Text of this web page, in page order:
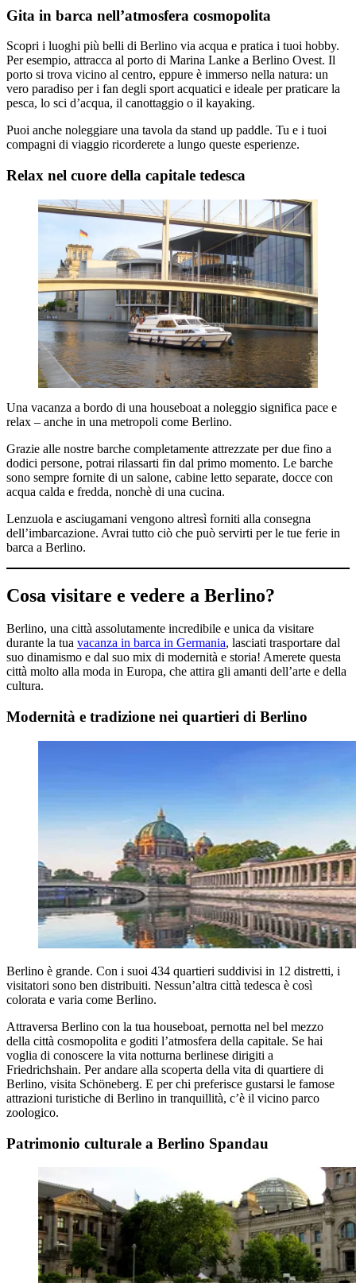
Gita in barca nell’atmosfera cosmopolita
Scopri i luoghi più belli di Berlino via acqua e pratica i tuoi hobby.
Per esempio, attracca al porto di Marina Lanke a Berlino Ovest. Il
porto si trova vicino al centro, eppure è immerso nella natura: un
vero paradiso per i fan degli sport acquatici e ideale per praticare la
pesca, lo sci d’acqua, il canottaggio o il kayaking.
Puoi anche noleggiare una tavola da stand up paddle. Tu e i tuoi
compagni di viaggio ricorderete a lungo queste esperienze.
Relax nel cuore della capitale tedesca
Una vacanza a bordo di una houseboat a noleggio significa pace e
relax – anche in una metropoli come Berlino.
Grazie alle nostre barche completamente attrezzate per due fino a
dodici persone, potrai rilassarti fin dal primo momento. Le barche
sono sempre fornite di un salone, cabine letto separate, docce con
acqua calda e fredda, nonchè di una cucina.
Lenzuola e asciugamani vengono altresì forniti alla consegna
dell’imbarcazione. Avrai tutto ciò che può servirti per le tue ferie in
barca a Berlino.
Cosa visitare e vedere a Berlino?
Berlino, una città assolutamente incredibile e unica da visitare
durante la tua vacanza in barca in Germania, lasciati trasportare dal
suo dinamismo e dal suo mix di modernità e storia! Amerete questa
città molto alla moda in Europa, che attira gli amanti dell’arte e della
cultura.
Modernità e tradizione nei quartieri di Berlino
Berlino è grande. Con i suoi 434 quartieri suddivisi in 12 distretti, i
visitatori sono ben distribuiti. Nessun’altra città tedesca è così
colorata e varia come Berlino.
Attraversa Berlino con la tua houseboat, pernotta nel bel mezzo
della città cosmopolita e goditi l’atmosfera della capitale. Se hai
voglia di conoscere la vita notturna berlinese dirigiti a
Friedrichshain. Per andare alla scoperta della vita di quartiere di
Berlino, visita Schöneberg. E per chi preferisce gustarsi le famose
attrazioni turistiche di Berlino in tranquillità, c’è il vicino parco
zoologico.
Patrimonio culturale a Berlino Spandau